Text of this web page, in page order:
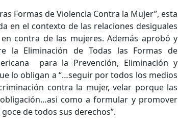
Formas de Violencia Contra la Mujer”, esta
en el contexto de las relaciones desiguales
contra de las mujeres. Además aprobó y
la Eliminación de Todas las Formas de
para la Prevención, Eliminación y
lo obligan a “…seguir por todos los medios
contra la mujer, velar porque las
como a formular y promover
de todos sus derechos”.